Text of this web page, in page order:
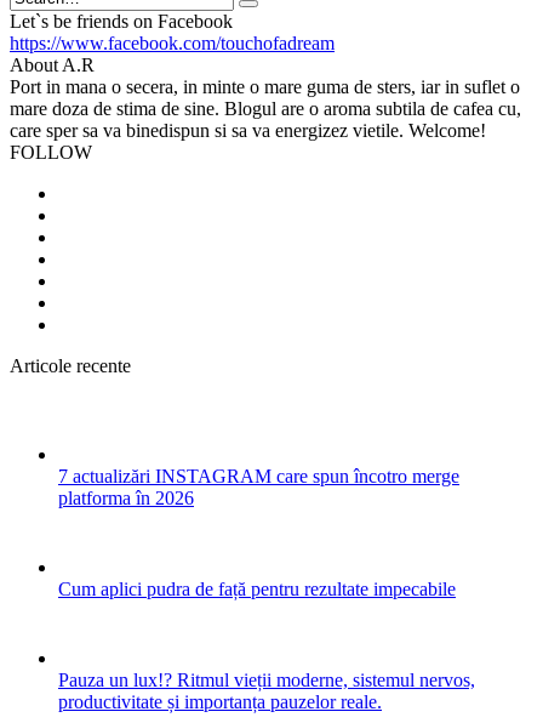
Search
Let`s be friends on Facebook
https://www.facebook.com/touchofadream
About A.R
Port in mana o secera, in minte o mare guma de sters, iar in suflet o
mare doza de stima de sine. Blogul are o aroma subtila de cafea cu,
care sper sa va binedispun si sa va energizez vietile. Welcome!
FOLLOW
Articole recente
7 actualizări INSTAGRAM care spun încotro merge
platforma în 2026
Cum aplici pudra de față pentru rezultate impecabile
Pauza un lux!? Ritmul vieții moderne, sistemul nervos,
productivitate și importanța pauzelor reale.